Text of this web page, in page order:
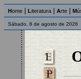
Home Literatura Arte M
Sábado, 8 de agosto de 2026